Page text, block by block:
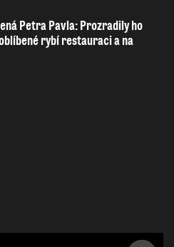
Petra Pavla: Prozradily ho
rybí restauraci a na